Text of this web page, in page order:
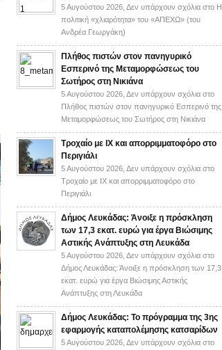
5 Αυγούστου 2026, Δεν υπάρχουν σχόλια στο H
πολιτική «χλιαρότητα» του «AΠΕΧΩ» (του
Ανδρέα Γεωργάκη)
Πλήθος πιστών στον πανηγυρικό
Εσπερινό της Μεταμορφώσεως του
Σωτήρος στη Νικιάνα
5 Αυγούστου 2026, Δεν υπάρχουν σχόλια στο
Πλήθος πιστών στον πανηγυρικό Εσπερινό της
Μεταμορφώσεως του Σωτήρος στη Νικιάνα
Τροχαίο με ΙΧ και απορριμματοφόρο στο
Περιγιάλι
5 Αυγούστου 2026, Δεν υπάρχουν σχόλια στο
Τροχαίο με ΙΧ και απορριμματοφόρο στο
Περιγιάλι
Δήμος Λευκάδας: Άνοιξε η πρόσκληση
των 17,3 εκατ. ευρώ για έργα Βιώσιμης
Αστικής Ανάπτυξης στη Λευκάδα
5 Αυγούστου 2026, Δεν υπάρχουν σχόλια στο
Δήμος Λευκάδας: Άνοιξε η πρόσκληση των 17,3
εκατ. ευρώ για έργα Βιώσιμης Αστικής
Ανάπτυξης στη Λευκάδα
Δήμος Λευκάδας: Το πρόγραμμα της 3ης
εφαρμογής καταπολέμησης κατσαρίδων
5 Αυγούστου 2026, Δεν υπάρχουν σχόλια στο